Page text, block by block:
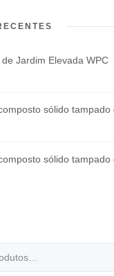
Jardim Elevada WPC
sólido
sólido